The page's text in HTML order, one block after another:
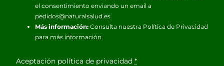
el consentimiento enviando un email a
pedidos@naturalsalud.es
Más información:Consulta nuestra Política de Privacidad
para más información.
Aceptación política de privacidad *